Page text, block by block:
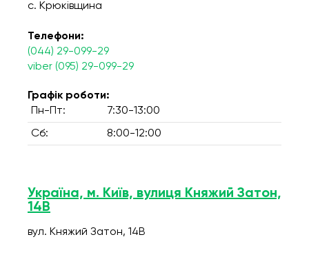
с. Крюківщина
Телефони:
(044) 29-099-29
viber (095) 29-099-29
Графік роботи:
Пн-Пт:
7:30-13:00
Сб: 8:00-12:00
Україна, м. Київ, вулиця Княжий Затон,
14В
вул. Княжий Затон, 14В